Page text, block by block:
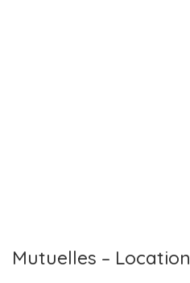
Mutuelles – Location